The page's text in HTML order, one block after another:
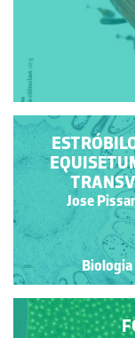
Rubim Manuel
Silva
Biologia
Jose
Biologia